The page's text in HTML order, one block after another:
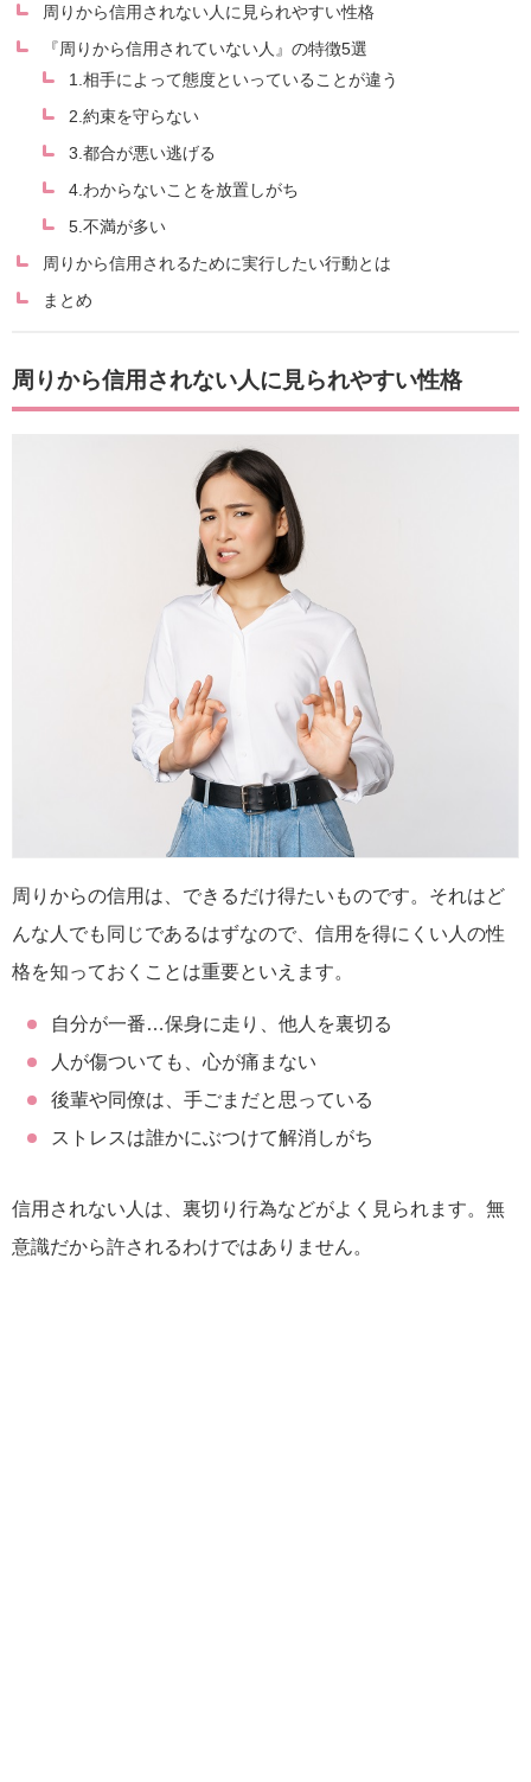
周りから信用されない人に見られやすい性格
『周りから信用されていない人』の特徴5選
1.相手によって態度といっていることが違う
2.約束を守らない
3.都合が悪い逃げる
4.わからないことを放置しがち
5.不満が多い
周りから信用されるために実行したい行動とは
まとめ
周りから信用されない人に見られやすい性格
周りからの信用は、できるだけ得たいものです。それはど
んな人でも同じであるはずなので、信用を得にくい人の性
格を知っておくことは重要といえます。
自分が一番…保身に走り、他人を裏切る
人が傷ついても、心が痛まない
後輩や同僚は、手ごまだと思っている
ストレスは誰かにぶつけて解消しがち
信用されない人は、裏切り行為などがよく見られます。無
意識だから許されるわけではありません。